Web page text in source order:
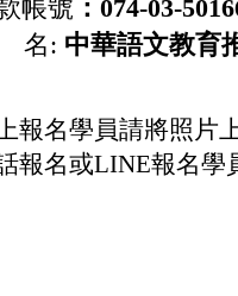
帳號 ：074-03-
名: 中華語文教育
報名學員請將照片
報名或LINE報名學